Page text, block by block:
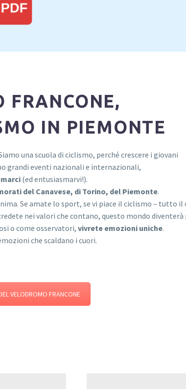
FRANCONE,
IN PIEMONTE
una scuola di ciclismo, perché crescere i giovani
grandi eventi nazionali e internazionali,
(ed entusiasmarvi!).
del Canavese, di Torino, del Piemonte.
Se amate lo sport, se vi piace il ciclismo – tutto il
nei valori che contano, questo mondo
o come osservatori, vivrete emozioni uniche.
che scaldano i cuori.
VELODROMO FRANCONE